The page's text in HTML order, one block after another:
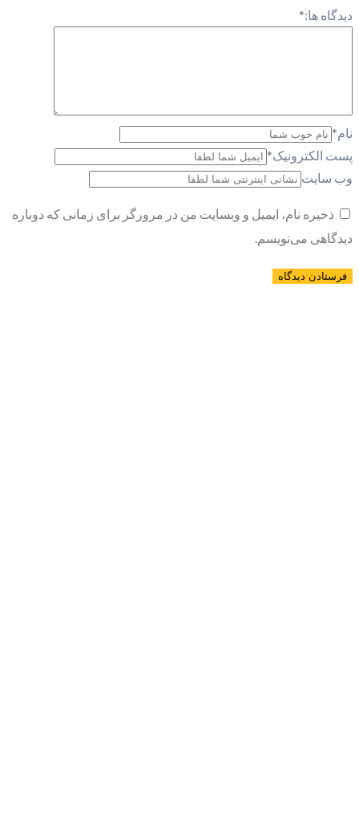
دیدگاه ها:*
نام*
پست الکترونیک*
وب سایت
ذخیره نام، ایمیل و وبسایت من در مرورگر برای زمانی که دوباره
دیدگاهی می‌نویسم.